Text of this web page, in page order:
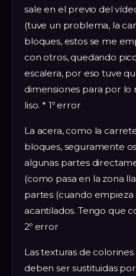
sale en el previo del
(tuve un problema, la
bloques, estos se me
con otros, quedando
escalera, por eso tuve
dimensiones para por lo
liso. * 1º error
La acera, como la
bloques, seguramente
algunas partes
(como pasa en la zona
partes (cuando
acantilados. Tengo que
2º error
Las texturas de
deben ser sustituidas